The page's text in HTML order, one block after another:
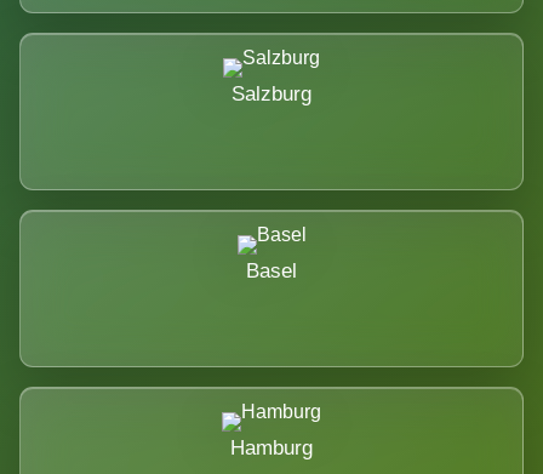
Salzburg
Basel
Hamburg